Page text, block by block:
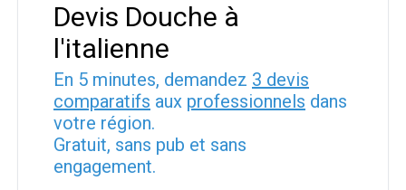
Devis Douche à
l'italienne
En 5 minutes, demandez 3 devis
comparatifs aux professionnels dans
votre région.
Gratuit, sans pub et sans
engagement.